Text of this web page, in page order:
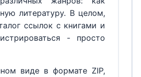
литературу. В целом,
ссылок с книгами и
- просто
виде в формате ZIP,